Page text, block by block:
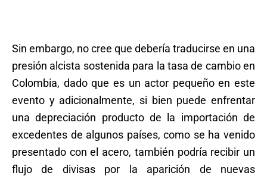
Sin embargo, no cree que debería traducirse en una
presión alcista sostenida para la tasa de cambio en
Colombia, dado que es un actor pequeño en este
evento y adicionalmente, si bien puede enfrentar
una depreciación producto de la importación de
excedentes de algunos países, como se ha venido
presentado con el acero, también podría recibir un
flujo de divisas por la aparición de nuevas